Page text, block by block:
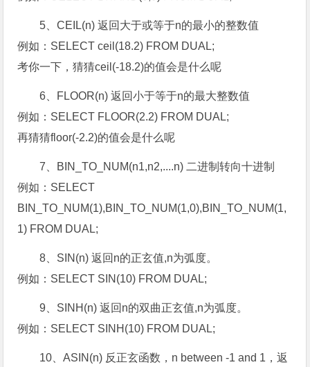
5、CEIL(n) 返回大于或等于n的最小的整数值
例如：SELECT ceil(18.2) FROM DUAL;
考你一下，猜猜ceil(-18.2)的值会是什么呢
6、FLOOR(n) 返回小于等于n的最大整数值
例如：SELECT FLOOR(2.2) FROM DUAL;
再猜猜floor(-2.2)的值会是什么呢
7、BIN_TO_NUM(n1,n2,....n) 二进制转向十进制
例如：SELECT
BIN_TO_NUM(1),BIN_TO_NUM(1,0),BIN_TO_NUM(1,
1) FROM DUAL;
8、SIN(n) 返回n的正玄值,n为弧度。
例如：SELECT SIN(10) FROM DUAL;
9、SINH(n) 返回n的双曲正玄值,n为弧度。
例如：SELECT SINH(10) FROM DUAL;
10、ASIN(n) 反正玄函数，n between -1 and 1，返